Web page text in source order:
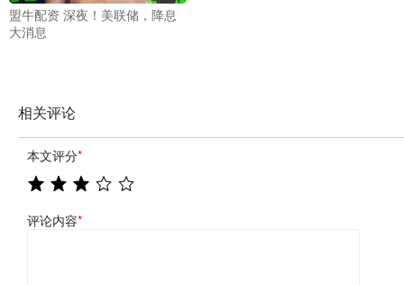
盟牛配资 深夜！美联储，降息
大消息
相关评论
本文评分*
评论内容*